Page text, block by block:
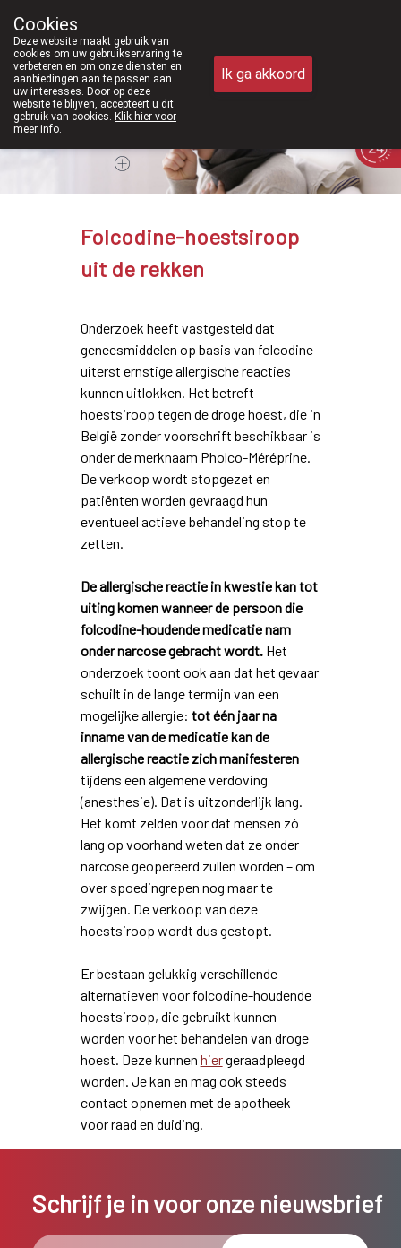
011/610300
Vandaag
Folcodine-hoestsiroop
uit de rekken
Onderzoek heeft vastgesteld dat
geneesmiddelen op basis van folcodine
uiterst ernstige allergische reacties
kunnen uitlokken. Het betreft
hoestsiroop tegen de droge hoest, die in
België zonder voorschrift beschikbaar is
onder de merknaam Pholco-Méréprine.
De verkoop wordt stopgezet en
patiënten worden gevraagd hun
eventueel actieve behandeling stop te
zetten.
De allergische reactie in kwestie kan tot
uiting komen wanneer de persoon die
folcodine-houdende medicatie nam
onder narcose gebracht wordt.Het
onderzoek toont ook aan dat het gevaar
schuilt in de lange termijn van een
mogelijke allergie: tot één jaar na
inname van de medicatie kan de
allergische reactie zich manifesteren
tijdens een algemene verdoving
(anesthesie). Dat is uitzonderlijk lang.
Het komt zelden voor dat mensen zó
lang op voorhand weten dat ze onder
narcose geopereerd zullen worden – om
over spoedingrepen nog maar te
zwijgen. De verkoop van deze
hoestsiroop wordt dus gestopt.
Er bestaan gelukkig verschillende
alternatieven voor folcodine-houdende
hoestsiroop, die gebruikt kunnen
worden voor het behandelen van droge
hoest. Deze kunnen hiergeraadpleegd
worden. Je kan en mag ook steeds
contact opnemen met de apotheek
voor raad en duiding.
Schrijf je in voor onze nieuwsbrief
Cookies
Deze website maakt gebruik van
cookies om uw gebruikservaring te
verbeteren en om onze diensten en
aanbiedingen aan te passen aan
uw interesses. Door op deze
website te blijven, accepteert u dit
gebruik van cookies. Klik hier voor
meer info.
Ik ga akkoord